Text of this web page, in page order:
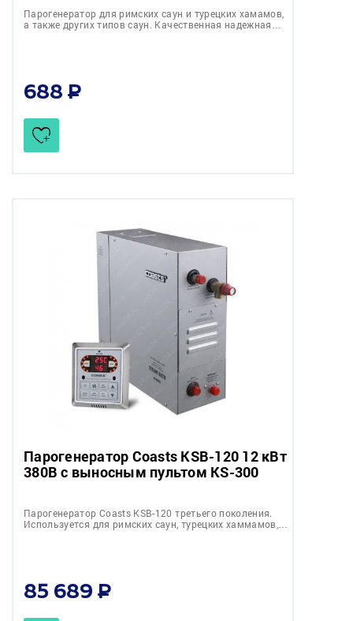
Парогенератор для римских саун и турецких хамамов,
а также других типов саун. Качественная надежная…
688
Парогенератор Coasts KSB-120 12 кВт
380В с выносным пультом KS-300
Парогенератор Coasts KSB-120 третьего поколения.
Используется для римских саун, турецких хаммамов,…
85 689